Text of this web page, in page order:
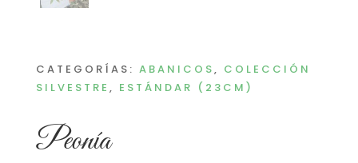
CATEGORÍAS: ABANICOS, COLECCIÓN
SILVESTRE , ESTÁNDAR (23CM)
Peonía